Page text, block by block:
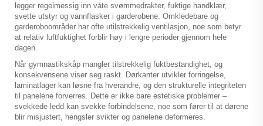
legger regelmessig inn våte svømmedrakter, fuktige handklær,
svette utstyr og vannflasker i garderobene. Omkledebare og
garderoboområder har ofte utilstrekkelig ventilasjon, noe som betyr
at relativ luftfuktighet forblir høy i lengre perioder gjennom hele
dagen.
Når gymnastikskåp mangler tilstrekkelig fuktbestandighet, og
konsekvensene viser seg raskt. Dørkanter utvikler forringelse,
laminatlager kan løsne fra hverandre, og den strukturelle integriteten
til panelene forverres. Dette er ikke bare estetiske problemer –
svekkede ledd kan svekke forbindelsene, noe som fører til at dørene
blir misjustert, hengsler svikter og panelene deformeres.